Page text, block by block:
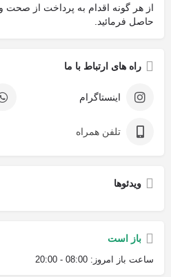
از هر گونه اقدام به پرداخت از صحت
حاصل فرمائید.
راه های ارتباط با ما
اینستاگرام
تلفن همراه
ویدئوها
باز است
ساعت باز امروز: 08:00 - 20:00